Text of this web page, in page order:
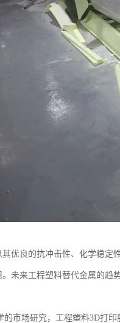
其优良的抗冲击性、化学稳定
。未来工程塑料替代金属的趋
的市场研究，工程塑料3D打